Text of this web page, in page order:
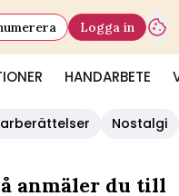
HANDARBETE
Logga in
Nostalgi
anmäler du till